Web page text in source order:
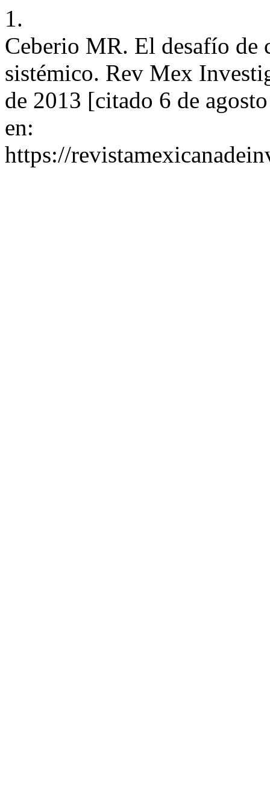
1.
Ceberio MR. El desafío de
sistémico. Rev Mex
de 2013 [citado 6 de
en:
https://